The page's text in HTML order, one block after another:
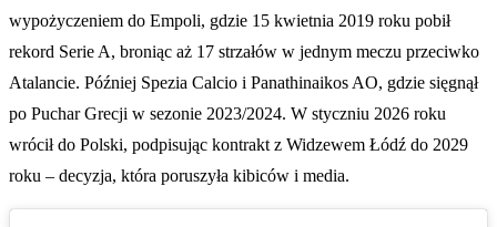
wypożyczeniem do Empoli, gdzie 15 kwietnia 2019 roku pobił
rekord Serie A, broniąc aż 17 strzałów w jednym meczu przeciwko
Atalancie. Później Spezia Calcio i Panathinaikos AO, gdzie sięgnął
po Puchar Grecji w sezonie 2023/2024. W styczniu 2026 roku
wrócił do Polski, podpisując kontrakt z Widzewem Łódź do 2029
roku – decyzja, która poruszyła kibiców i media.